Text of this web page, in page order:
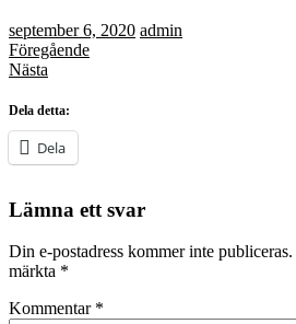
september 6, 2020 admin
Föregående
Nästa
Dela detta:
Dela
Lämna ett svar
Din e-postadress kommer inte publiceras.
märkta *
Kommentar *